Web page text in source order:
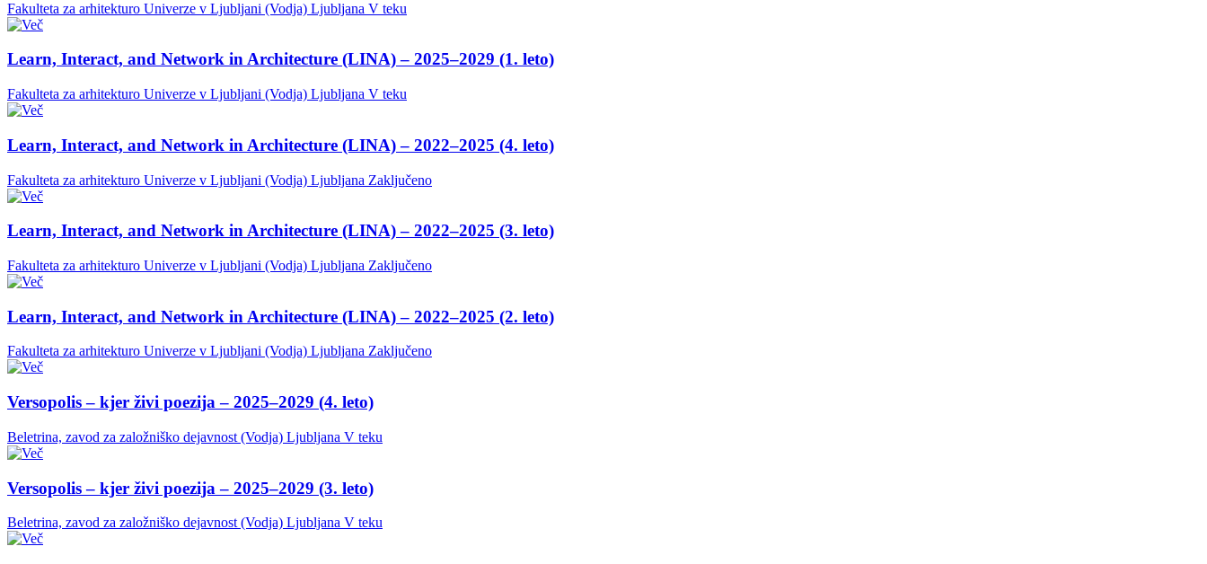
Fakulteta za arhitekturo Univerze v Ljubljani (Vodja) Ljubljana V teku
Learn, Interact, and Network in Architecture (LINA) – 2025–2029 (1. leto)
Fakulteta za arhitekturo Univerze v Ljubljani (Vodja) Ljubljana V teku
Learn, Interact, and Network in Architecture (LINA) – 2022–2025 (4. leto)
Fakulteta za arhitekturo Univerze v Ljubljani (Vodja) Ljubljana Zaključeno
Learn, Interact, and Network in Architecture (LINA) – 2022–2025 (3. leto)
Fakulteta za arhitekturo Univerze v Ljubljani (Vodja) Ljubljana Zaključeno
Learn, Interact, and Network in Architecture (LINA) – 2022–2025 (2. leto)
Fakulteta za arhitekturo Univerze v Ljubljani (Vodja) Ljubljana Zaključeno
Versopolis – kjer živi poezija – 2025–2029 (4. leto)
Beletrina, zavod za založniško dejavnost (Vodja) Ljubljana V teku
Versopolis – kjer živi poezija – 2025–2029 (3. leto)
Beletrina, zavod za založniško dejavnost (Vodja) Ljubljana V teku